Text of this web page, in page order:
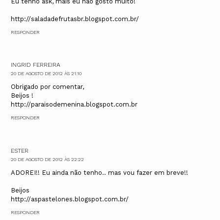
http://saladadefrutasbr.blogspot.com.br/
RESPONDER
INGRID FERREIRA
20 DE AGOSTO DE 2012 ÀS 21:10
Obrigado por comentar,
Beijos !
http://paraisodemenina.blogspot.com.br
RESPONDER
ESTER
20 DE AGOSTO DE 2012 ÀS 22:22
ADOREI!! Eu ainda não tenho.. mas vou fazer em breve!!
Beijos
http://aspastelones.blogspot.com.br/
RESPONDER